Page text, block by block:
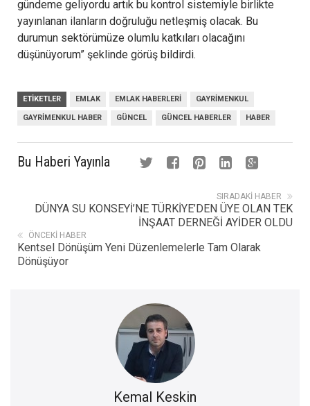
gündeme geliyordu artık bu kontrol sistemiyle birlikte
yayınlanan ilanların doğruluğu netleşmiş olacak. Bu
durumun sektörümüze olumlu katkıları olacağını
düşünüyorum” şeklinde görüş bildirdi.
ETIKETLER EMLAK EMLAK HABERLERI GAYRIMENKUL
GAYRIMENKUL HABER GÜNCEL GÜNCEL HABERLER HABER
Bu Haberi Yayınla
SIRADAKI HABER
DÜNYA SU KONSEYİ’NE TÜRKİYE’DEN ÜYE OLAN TEK
İNŞAAT DERNEĞİ AYİDER OLDU
ÖNCEKI HABER
Kentsel Dönüşüm Yeni Düzenlemelerle Tam Olarak
Dönüşüyor
Kemal Keskin